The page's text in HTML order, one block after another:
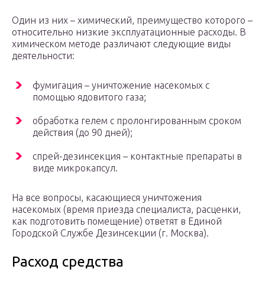
Один из них – химический, преимущество которого –
относительно низкие эксплуатационные расходы. В
химическом методе различают следующие виды
деятельности:
фумигация – уничтожение насекомых с
помощью ядовитого газа;
обработка гелем с пролонгированным сроком
действия (до 90 дней);
спрей-дезинсекция – контактные препараты в
виде микрокапсул.
На все вопросы, касающиеся уничтожения
насекомых (время приезда специалиста, расценки,
как подготовить помещение) ответят в Единой
Городской Службе Дезинсекции (г. Москва).
Расход средства